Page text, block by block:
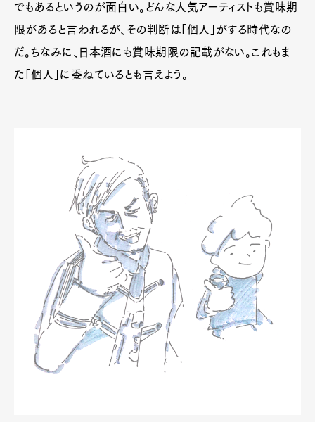
でもあるというのが面白い。どんな人気アーティストも賞味期
限があると言われるが、その判断は「個人」がする時代なの
だ。ちなみに、日本酒にも賞味期限の記載がない。これもま
た「個人」に委ねているとも言えよう。